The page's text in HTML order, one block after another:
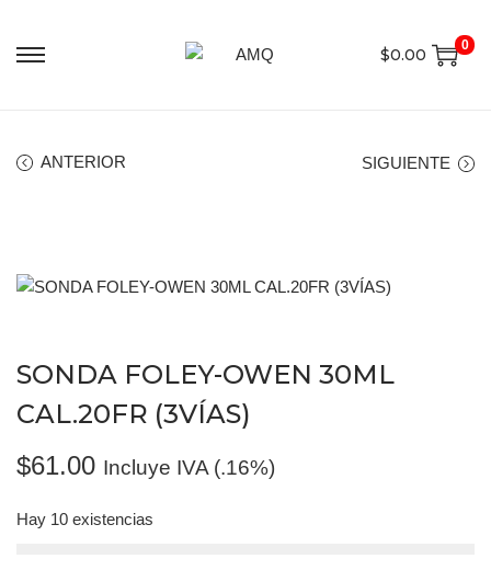
$0.00
0
ANTERIOR SIGUIENTE
SONDA FOLEY-OWEN 30ML
CAL.20FR (3VÍAS)
$61.00 Incluye IVA (.16%)
Hay 10 existencias